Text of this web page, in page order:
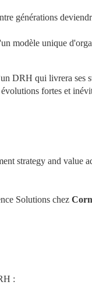
générations
modèle unique
DRH qui livrera ses
fortes et
strategy and value
Solutions chez
: